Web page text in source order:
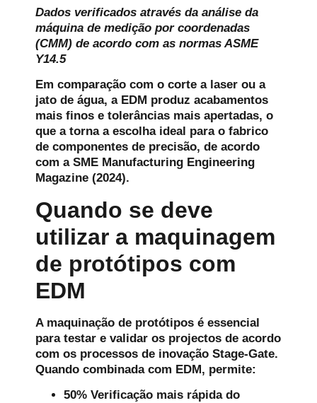
Dados verificados através da análise da
máquina de medição por coordenadas
(CMM) de acordo com as normas ASME
Y14.5
Em comparação com o corte a laser ou a
jato de água, a EDM produz acabamentos
mais finos e tolerâncias mais apertadas, o
que a torna a escolha ideal para o fabrico
de componentes de precisão, de acordo
com a SME Manufacturing Engineering
Magazine (2024).
Quando se deve
utilizar a maquinagem
de protótipos com
EDM
A maquinação de protótipos é essencial
para testar e validar os projectos de acordo
com os processos de inovação Stage-Gate.
Quando combinada com EDM, permite:
50% Verificação mais rápida do